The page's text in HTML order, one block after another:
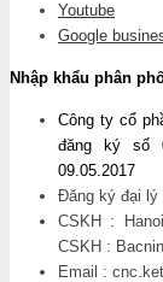
Youtube
Google
Nhập khẩu phân
Công ty cổ
đăng ký số
09.05.2017
Đăng ký đại lý
CSKH : Hanoi
CSKH :
Email :